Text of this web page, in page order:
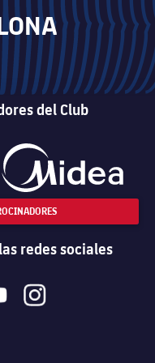
del Club
redes sociales
instagram